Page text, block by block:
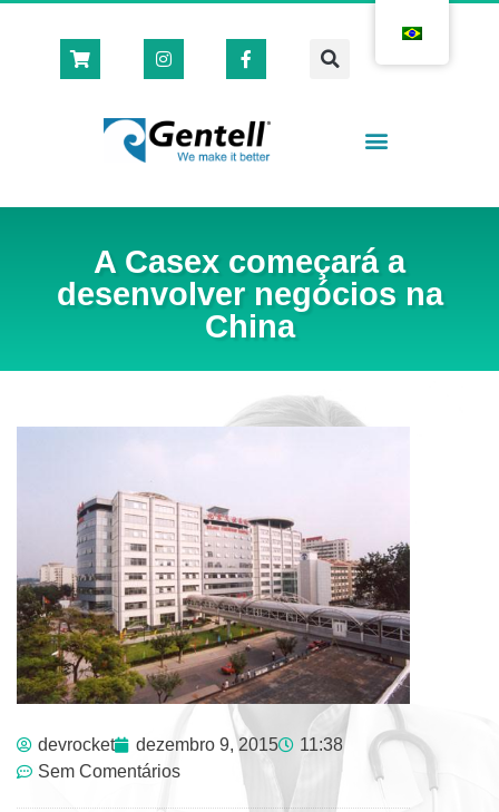
A Casex começará a
desenvolver negócios na
China
devrocket dezembro 9, 2015
11:38
Sem Comentários